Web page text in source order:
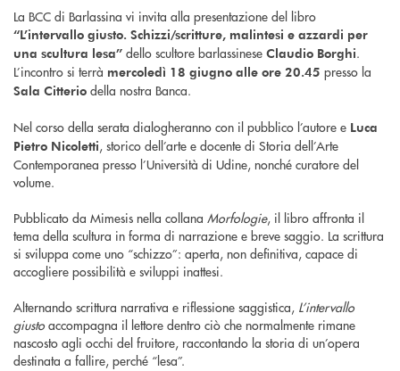
La BCC di Barlassina vi invita alla presentazione del libro
“L’intervallo giusto. Schizzi/scritture, malintesi e azzardi per
una scultura lesa” dello scultore barlassinese Claudio Borghi.
L’incontro si terrà mercoledì 18 giugno alle ore 20.45 presso la
Sala Citterio della nostra Banca.
Nel corso della serata dialogheranno con il pubblico l’autore e Luca
Pietro Nicoletti, storico dell’arte e docente di Storia dell’Arte
Contemporanea presso l’Università di Udine, nonché curatore del
volume.
Pubblicato da Mimesis nella collana Morfologie, il libro affronta il
tema della scultura in forma di narrazione e breve saggio. La scrittura
si sviluppa come uno “schizzo”: aperta, non definitiva, capace di
accogliere possibilità e sviluppi inattesi.
Alternando scrittura narrativa e riflessione saggistica, L’intervallo
giusto accompagna il lettore dentro ciò che normalmente rimane
nascosto agli occhi del fruitore, raccontando la storia di un’opera
destinata a fallire, perché “lesa”.